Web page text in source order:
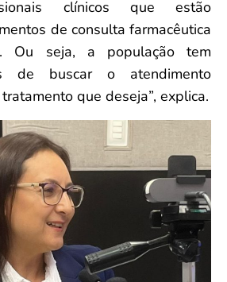
clínicos que estão
de consulta farmacêutica
Ou seja, a população tem
de buscar o atendimento
que deseja”, explica.